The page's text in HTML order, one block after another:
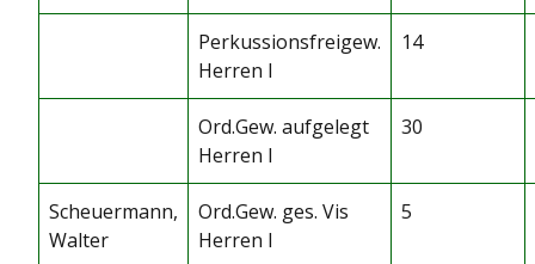
Perkussionsfreigew.
Herren I
14
Ord.Gew. aufgelegt
Herren I
30
Scheuermann,
Walter
Ord.Gew. ges. Vis
Herren I
5